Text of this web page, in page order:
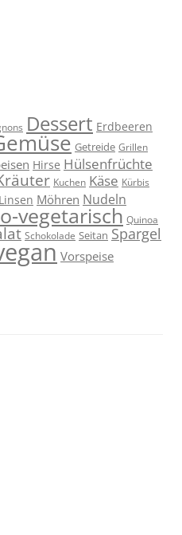
Dessert Erdbeeren
Getreide Grillen
Hirse Hülsenfrüchte
Kuchen Käse Kürbis
Linsen Möhren Nudeln
vegetarisch Quinoa
Schokolade Seitan Spargel
Vorspeise